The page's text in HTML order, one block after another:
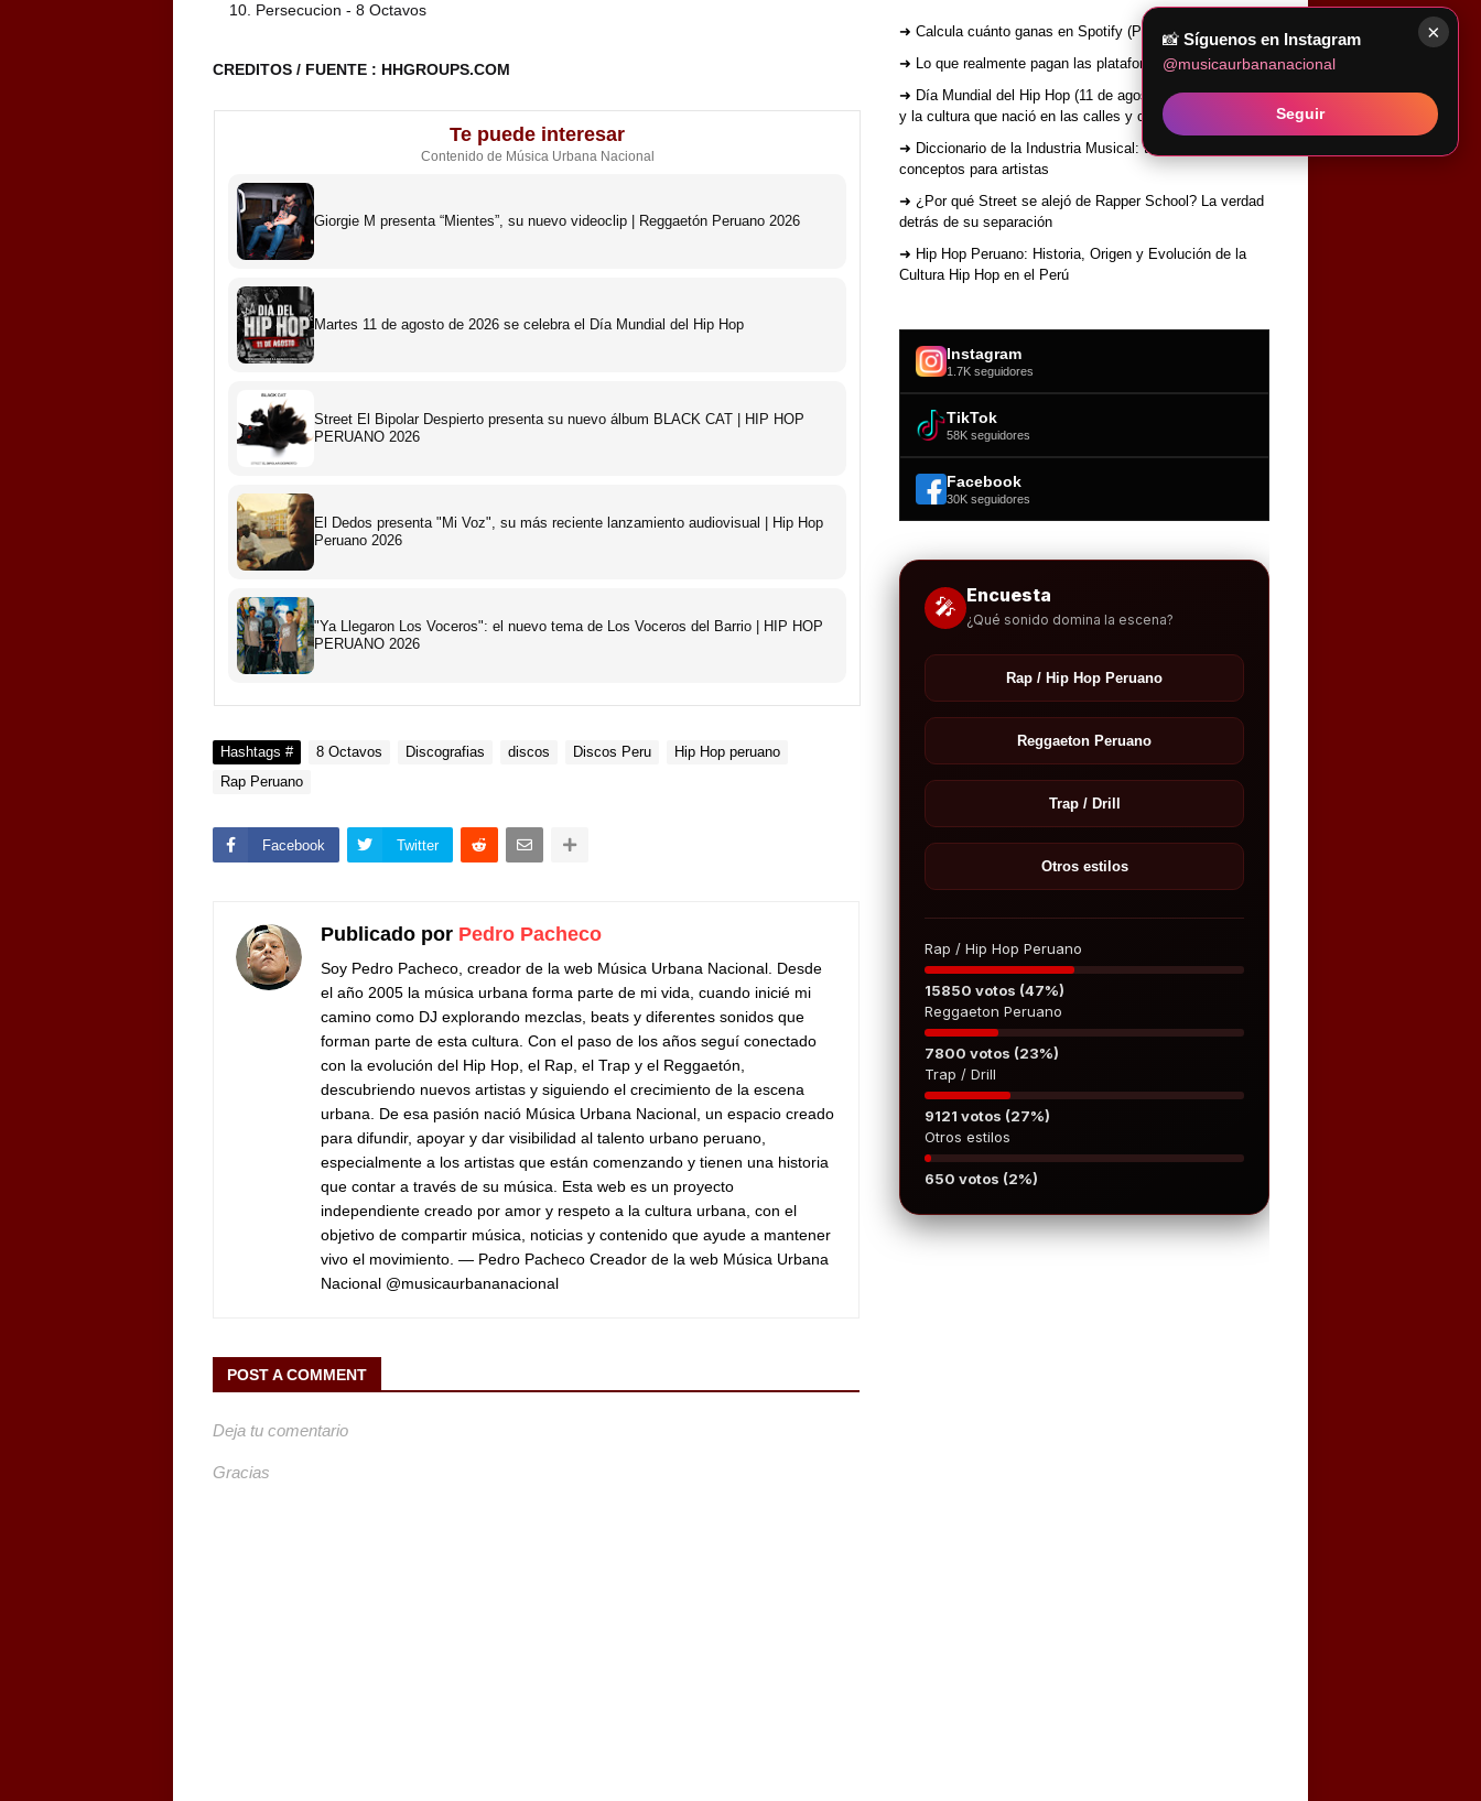
Persecucion - 8 Octavos
CREDITOS / FUENTE : HHGROUPS.COM
Te puede interesar
Contenido de Música Urbana Nacional
Giorgie M presenta “Mientes”, su nuevo videoclip | Reggaetón Peruano 2026
Martes 11 de agosto de 2026 se celebra el Día Mundial del Hip Hop
Street El Bipolar Despierto presenta su nuevo álbum BLACK CAT | HIP HOP
PERUANO 2026
El Dedos presenta "Mi Voz", su más reciente lanzamiento audiovisual | Hip Hop
Peruano 2026
"Ya Llegaron Los Voceros": el nuevo tema de Los Voceros del Barrio | HIP HOP
PERUANO 2026
Hashtags # 8 Octavos Discografias discos Discos Peru
Hip Hop peruano
Rap Peruano
Facebook Twitter
Publicado por Pedro Pacheco
Soy Pedro Pacheco, creador de la web Música Urbana Nacional. Desde
el año 2005 la música urbana forma parte de mi vida, cuando inicié mi
camino como DJ explorando mezclas, beats y diferentes sonidos que
forman parte de esta cultura. Con el paso de los años seguí conectado
con la evolución del Hip Hop, el Rap, el Trap y el Reggaetón,
descubriendo nuevos artistas y siguiendo el crecimiento de la escena
urbana. De esa pasión nació Música Urbana Nacional, un espacio creado
para difundir, apoyar y dar visibilidad al talento urbano peruano,
especialmente a los artistas que están comenzando y tienen una historia
que contar a través de su música. Esta web es un proyecto
independiente creado por amor y respeto a la cultura urbana, con el
objetivo de compartir música, noticias y contenido que ayude a mantener
vivo el movimiento. — Pedro Pacheco Creador de la web Música Urbana
Nacional @musicaurbananacional
POST A COMMENT
Deja tu comentario
Gracias
➜ Calcula cuánto ganas en Spotify (Perú)
➜ Lo que realmente pagan las plataformas de música
➜ Día Mundial del Hip Hop (11 de agosto): Historia, origen
y la cultura que nació en las calles y conquistó el mundo
➜ Diccionario de la Industria Musical: términos y
conceptos para artistas
➜ ¿Por qué Street se alejó de Rapper School? La verdad
detrás de su separación
➜ Hip Hop Peruano: Historia, Origen y Evolución de la
Cultura Hip Hop en el Perú
Instagram
1.7K seguidores
TikTok
58K seguidores
Facebook
30K seguidores
🎤 Encuesta
¿Qué sonido domina la escena?
Rap / Hip Hop Peruano
Reggaeton Peruano
Trap / Drill
Otros estilos
Rap / Hip Hop Peruano
15850 votos (47%)
Reggaeton Peruano
7800 votos (23%)
Trap / Drill
9121 votos (27%)
Otros estilos
650 votos (2%)
×
📸 Síguenos en Instagram
@musicaurbananacional
Seguir